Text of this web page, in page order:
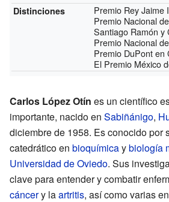
Distinciones
Premio Rey Jaime I
Premio Nacional
Santiago Ramón y
Premio Nacional
Premio DuPont en
El Premio México
Carlos López Otín es un científico
importante, nacido en Sabiñánigo,
diciembre de 1958. Es conocido por
catedrático en bioquímicaybiología
Universidad de Oviedo. Sus
clave para entender y combatir
cáncery laartritis, así como varias